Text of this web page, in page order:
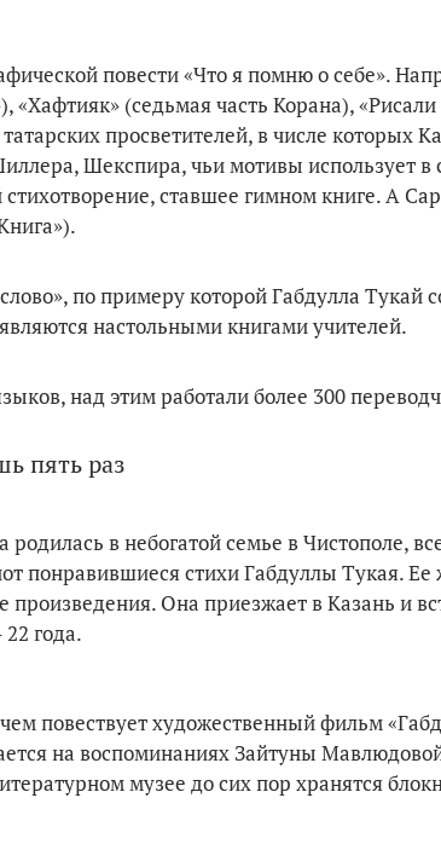
повести «Что я помню о себе».
(седьмая часть Корана), «Рисали
просветителей, в числе которых
Шекспира, чьи мотивы использует в
ставшее гимном книге. А
по примеру которой Габдулла Тукай
настольными книгами учителей.
над этим работали более 300
пять раз
в небогатой семье в Чистополе,
понравившиеся стихи Габдуллы Тукая.
Она приезжает в Казань и
года.
повествует художественный фильм
на воспоминаниях Зайтуны
музее до сих пор хранятся